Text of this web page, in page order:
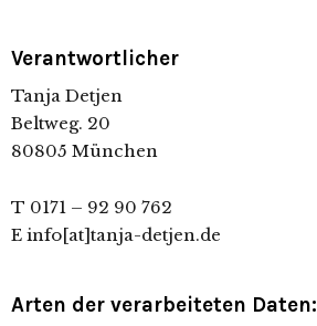
Verantwortlicher
Tanja Detjen
Beltweg. 20
80805 München
T 0171 – 92 90 762
E info[at]tanja-detjen.de
Arten der verarbeiteten Daten: